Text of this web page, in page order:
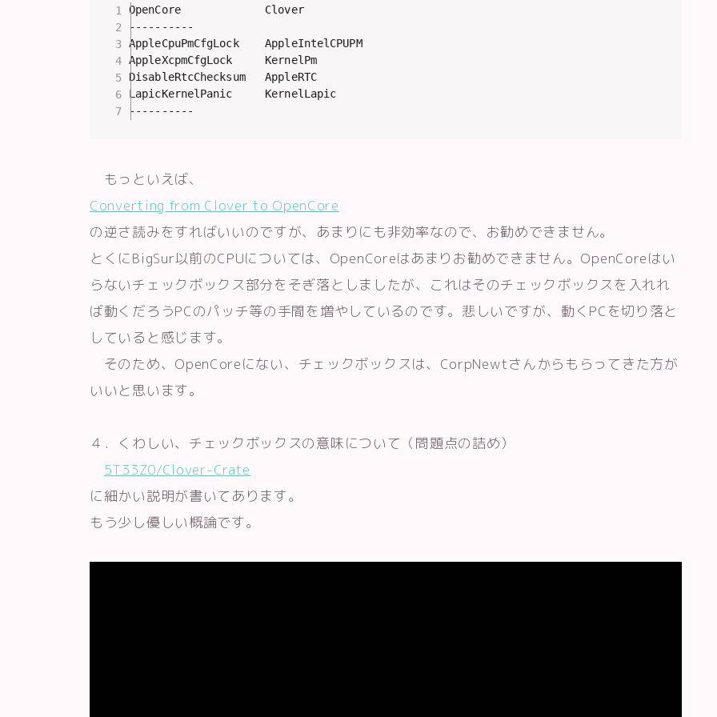
OpenCore             Clover
----------
AppleCpuPmCfgLock    AppleIntelCPUPM
AppleXcpmCfgLock     KernelPm
DisableRtcChecksum   AppleRTC
LapicKernelPanic     KernelLapic
----------
もっといえば、
Converting from Clover to OpenCore
の逆さ読みをすればいいのですが、あまりにも非効率なので、お勧めできません。
とくにBigSur以前のCPUについては、OpenCoreはあまりお勧めできません。OpenCoreはい
らないチェックボックス部分をそぎ落としましたが、これはそのチェックボックスを入れれ
ば動くだろうPCのパッチ等の手間を増やしているのです。悲しいですが、動くPCを切り落と
していると感じます。
そのため、OpenCoreにない、チェックボックスは、CorpNewtさんからもらってきた方が
いいと思います。
４．くわしい、チェックボックスの意味について（問題点の詰め）
5T33Z0/Clover-Crate
に細かい説明が書いてあります。
もう少し優しい概論です。